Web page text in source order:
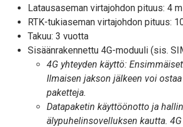
Latausaseman virtajohdon pituus: 4 m
RTK-tukiaseman virtajohdon pituus:
Takuu: 3 vuotta
Sisäänrakennettu 4G-moduuli (sis.
4G yhteyden käyttö:
Ilmaisen jakson jälkeen voi
paketteja.
Datapaketin käyttöönotto ja
älypuhelinsovelluksen kautta.